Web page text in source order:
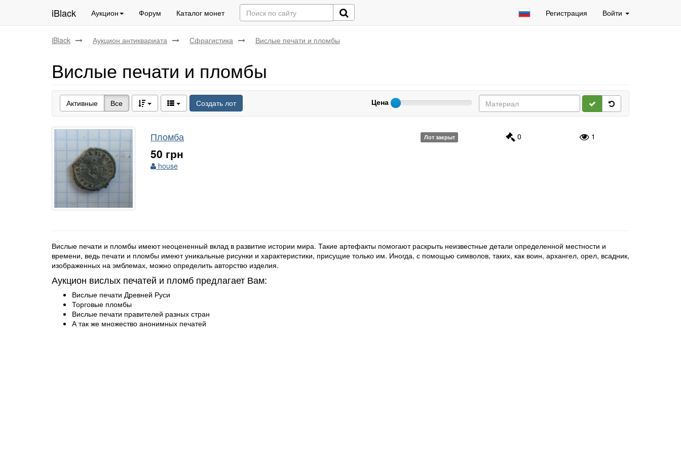
iBlack Аукцион Форум Каталог монет Регистрация Войти
iBlack Аукцион антиквариата Сфрагистика Вислые печати и пломбы
Вислые печати и пломбы
Активные Все Создать лот Цена
Пломба
50 грн
house
Лот закрыт 0 1
Вислые печати и пломбы имеют неоцененный вклад в развитие истории мира. Такие артефакты помогают раскрыть неизвестные детали определенной местности и
времени, ведь печати и пломбы имеют уникальные рисунки и характеристики, присущие только им. Иногда, с помощью символов, таких, как воин, архангел, орел, всадник,
изображенных на эмблемах, можно определить авторство изделия.
Аукцион вислых печатей и пломб предлагает Вам:
Вислые печати Древней Руси
Торговые пломбы
Вислые печати правителей разных стран
А так же множество анонимных печатей